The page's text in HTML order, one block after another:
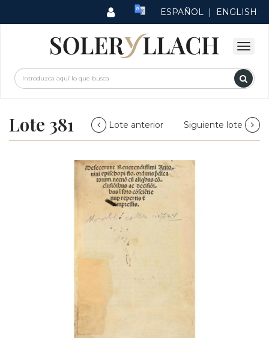
ESPAÑOL | ENGLISH
Lote 381 Lote anterior Siguiente lote